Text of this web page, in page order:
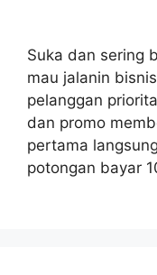
Suka dan sering
mau jalanin
pelanggan
dan promo
pertama
potongan bayar